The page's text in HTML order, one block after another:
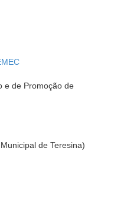
e de Promoção de
de Teresina)